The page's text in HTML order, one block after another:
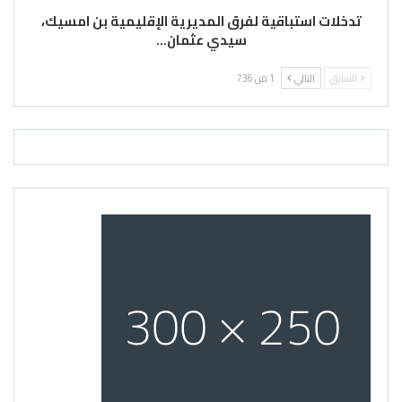
تدخلات استباقية لفرق المديرية الإقليمية بن امسيك،
سيدي عثمان…
السابق التالي 1 من 736